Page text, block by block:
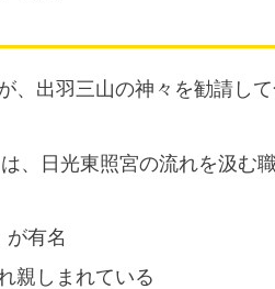
、出羽三山の神々を勧請し
、日光東照宮の流れを汲む
が有名
親しまれている